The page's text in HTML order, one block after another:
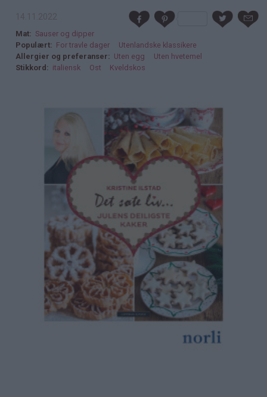
Mat
Sauser og dipper
Populært
For travle dager
Utenlandske klassikere
Allergier og preferanser
Uten egg
Uten hvetemel
Stikkord
italiensk Ost Kveldskos